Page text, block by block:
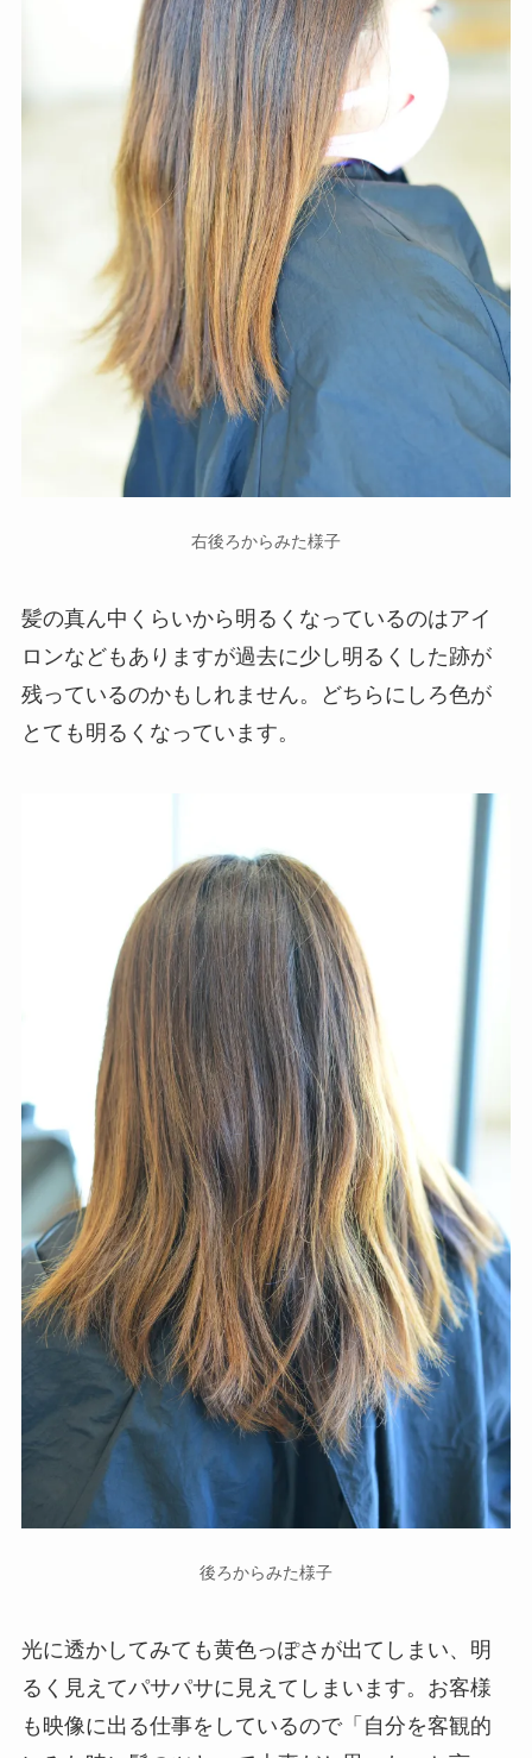
右後ろからみた様子
髪の真ん中くらいから明るくなっているのはアイ
ロンなどもありますが過去に少し明るくした跡が
残っているのかもしれません。どちらにしろ色が
とても明るくなっています。
後ろからみた様子
光に透かしてみても黄色っぽさが出てしまい、明
るく見えてパサパサに見えてしまいます。お客様
も映像に出る仕事をしているので「自分を客観的